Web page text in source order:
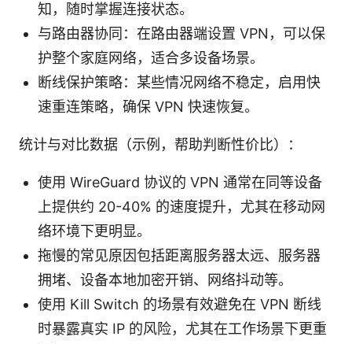
知，随时掌握连接状态。
与路由器协同：在路由器端设置 VPN，可以保
护整个家庭网络，适合多设备场景。
断线保护策略：某些情况网络不稳定，启用快
速重连策略，确保 VPN 快速恢复。
统计与对比数据（示例，帮助判断性价比）：
使用 WireGuard 协议的 VPN 通常在同等设备
上提供约 20-40% 的速度提升，尤其在移动网
络环境下更明显。
拖慢的常见原因包括距离服务器太远、服务器
拥堵、设备本地加密开销、网络抖动等。
使用 Kill Switch 的场景有效避免在 VPN 断线
时暴露真实 IP 的风险，尤其在工作场景下更重